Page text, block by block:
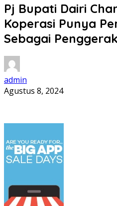
Pj Bupati Dairi
Koperasi Punya
Sebagai
admin
Agustus 8, 2024